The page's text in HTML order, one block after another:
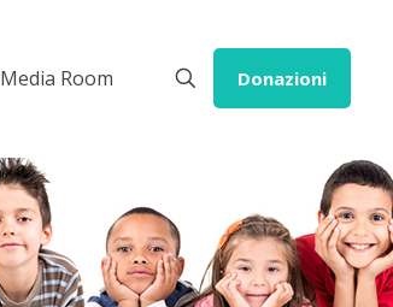
Media Room Donazioni